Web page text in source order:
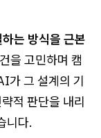
는 방식을 근본
을 고민하며 캠
가 그 설계의 기
적 판단을 내리
니다.